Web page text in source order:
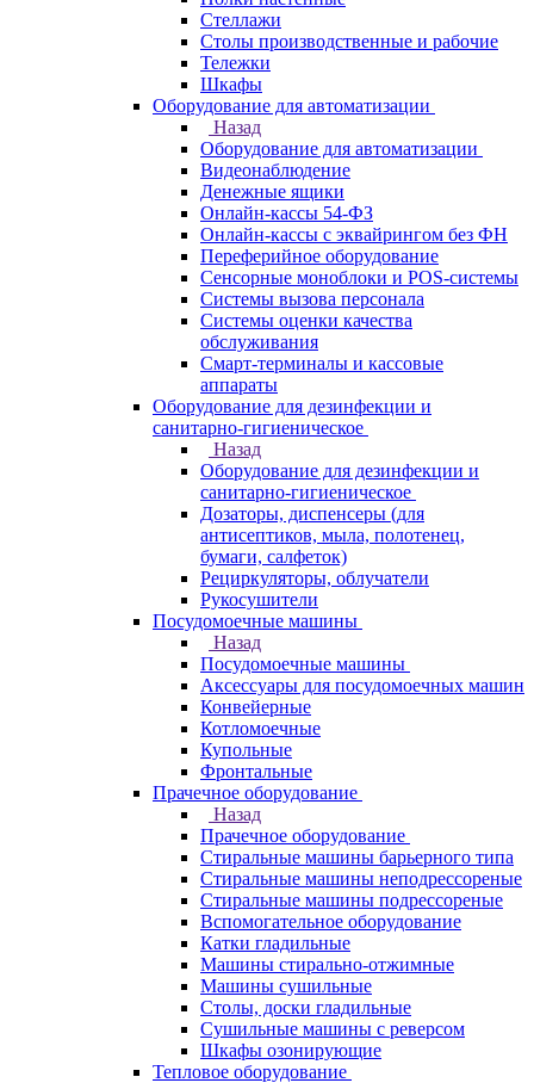
Стеллажи
Столы производственные и рабочие
Тележки
Шкафы
Оборудование для автоматизации
Назад
Оборудование для автоматизации
Видеонаблюдение
Денежные ящики
Онлайн-кассы 54-ФЗ
Онлайн-кассы с эквайрингом без ФН
Переферийное оборудование
Сенсорные моноблоки и POS-системы
Системы вызова персонала
Системы оценки качества
обслуживания
Смарт-терминалы и кассовые
аппараты
Оборудование для дезинфекции и
санитарно-гигиеническое
Назад
Оборудование для дезинфекции и
санитарно-гигиеническое
Дозаторы, диспенсеры (для
антисептиков, мыла, полотенец,
бумаги, салфеток)
Рециркуляторы, облучатели
Рукосушители
Посудомоечные машины
Назад
Посудомоечные машины
Аксессуары для посудомоечных машин
Конвейерные
Котломоечные
Купольные
Фронтальные
Прачечное оборудование
Назад
Прачечное оборудование
Cтиральные машины барьерного типа
Cтиральные машины неподрессореные
Cтиральные машины подрессореные
Вспомогательное оборудование
Катки гладильные
Машины стирально-отжимные
Машины сушильные
Столы, доски гладильные
Сушильные машины с реверсом
Шкафы озонирующие
Тепловое оборудование